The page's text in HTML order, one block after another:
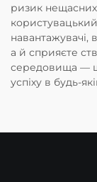
ризик
навантажувачі,
а й сприяєте
середовища —
успіху в будь-